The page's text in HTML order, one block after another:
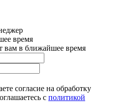
время
вам в ближайшее время
согласие на обработку
с политикой